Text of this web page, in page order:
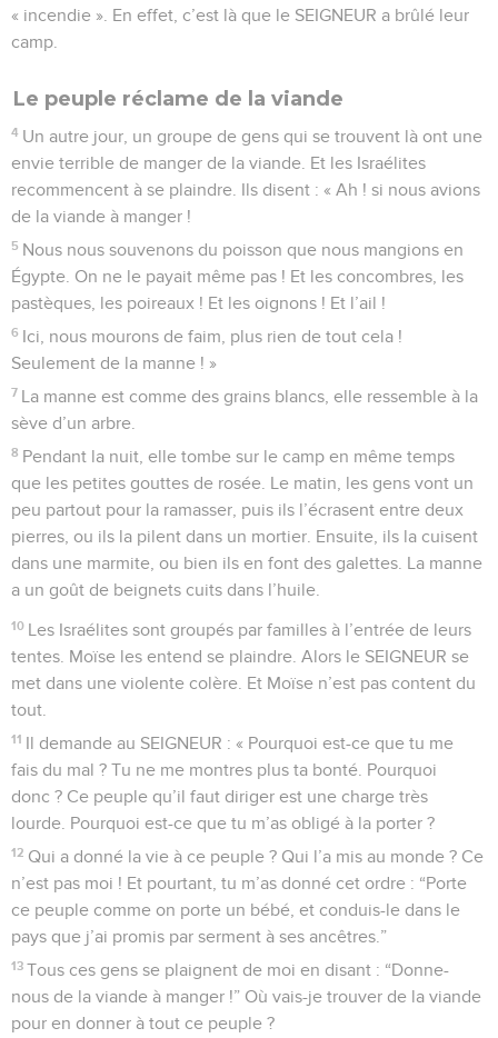
« incendie ». En effet, c’est là que le SEIGNEUR a brûlé leur
camp.
Le peuple réclame de la viande
4 Un autre jour, un groupe de gens qui se trouvent là ont une
envie terrible de manger de la viande. Et les Israélites
recommencent à se plaindre. Ils disent : « Ah ! si nous avions
de la viande à manger !
5 Nous nous souvenons du poisson que nous mangions en
Égypte. On ne le payait même pas ! Et les concombres, les
pastèques, les poireaux ! Et les oignons ! Et l’ail !
6 Ici, nous mourons de faim, plus rien de tout cela !
Seulement de la manne ! »
7 La manne est comme des grains blancs, elle ressemble à la
sève d’un arbre.
8 Pendant la nuit, elle tombe sur le camp en même temps
que les petites gouttes de rosée. Le matin, les gens vont un
peu partout pour la ramasser, puis ils l’écrasent entre deux
pierres, ou ils la pilent dans un mortier. Ensuite, ils la cuisent
dans une marmite, ou bien ils en font des galettes. La manne
a un goût de beignets cuits dans l’huile.
10 Les Israélites sont groupés par familles à l’entrée de leurs
tentes. Moïse les entend se plaindre. Alors le SEIGNEUR se
met dans une violente colère. Et Moïse n’est pas content du
tout.
11 Il demande au SEIGNEUR : « Pourquoi est-ce que tu me
fais du mal ? Tu ne me montres plus ta bonté. Pourquoi
donc ? Ce peuple qu’il faut diriger est une charge très
lourde. Pourquoi est-ce que tu m’as obligé à la porter ?
12 Qui a donné la vie à ce peuple ? Qui l’a mis au monde ? Ce
n’est pas moi ! Et pourtant, tu m’as donné cet ordre : “Porte
ce peuple comme on porte un bébé, et conduis-le dans le
pays que j’ai promis par serment à ses ancêtres.”
13 Tous ces gens se plaignent de moi en disant : “Donne-
nous de la viande à manger !” Où vais-je trouver de la viande
pour en donner à tout ce peuple ?